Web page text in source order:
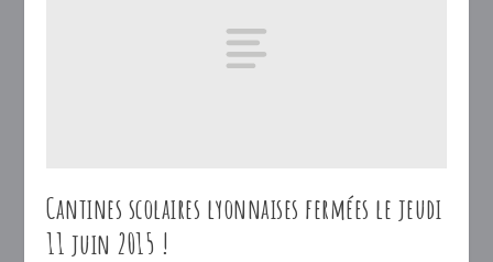
Cantines scolaires lyonnaises fermées le jeudi
11 juin 2015 !